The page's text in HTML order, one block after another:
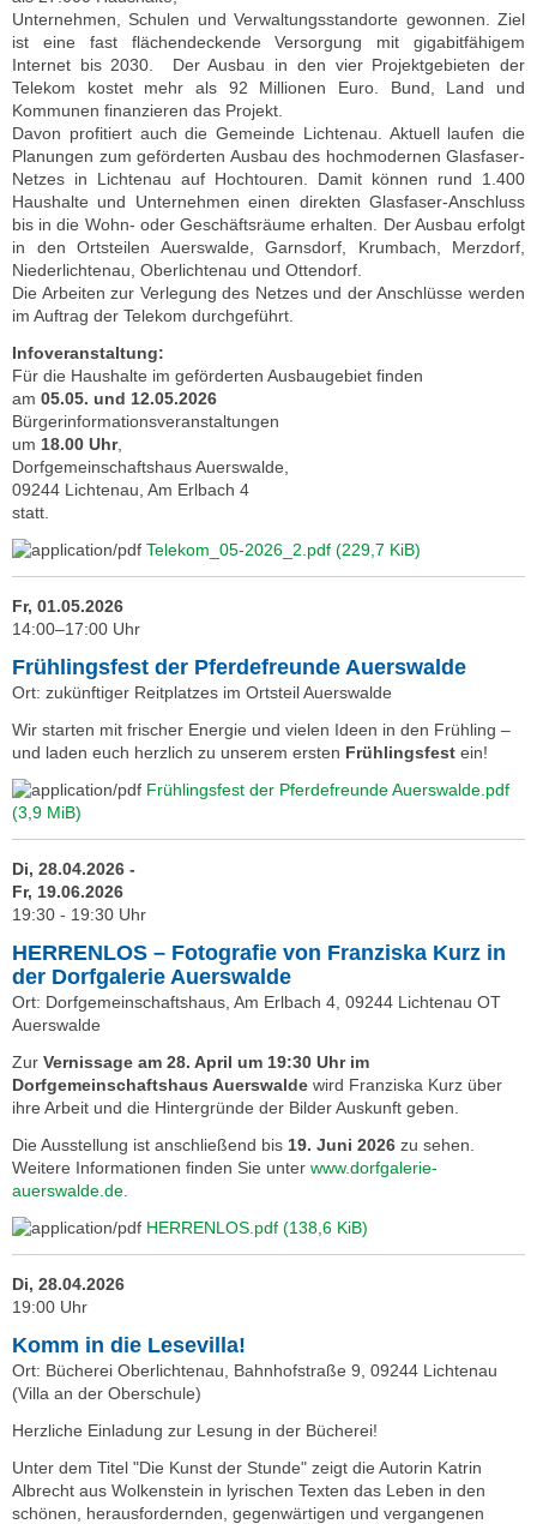
Unternehmen, Schulen und Verwaltungsstandorte gewonnen. Ziel
ist eine fast flächendeckende Versorgung mit gigabitfähigem
Internet bis 2030. Der Ausbau in den vier Projektgebieten der
Telekom kostet mehr als 92 Millionen Euro. Bund, Land und
Kommunen finanzieren das Projekt.
Davon profitiert auch die Gemeinde Lichtenau. Aktuell laufen die
Planungen zum geförderten Ausbau des hochmodernen Glasfaser-
Netzes in Lichtenau auf Hochtouren. Damit können rund 1.400
Haushalte und Unternehmen einen direkten Glasfaser-Anschluss
bis in die Wohn- oder Geschäftsräume erhalten. Der Ausbau erfolgt
in den Ortsteilen Auerswalde, Garnsdorf, Krumbach, Merzdorf,
Niederlichtenau, Oberlichtenau und Ottendorf.
Die Arbeiten zur Verlegung des Netzes und der Anschlüsse werden
im Auftrag der Telekom durchgeführt.
Infoveranstaltung:
Für die Haushalte im geförderten Ausbaugebiet finden
am 05.05. und 12.05.2026
Bürgerinformationsveranstaltungen
um 18.00 Uhr,
Dorfgemeinschaftshaus Auerswalde,
09244 Lichtenau, Am Erlbach 4
statt.
Telekom_05-2026_2.pdf (229,7 KiB)
Fr, 01.05.2026
14:00–17:00 Uhr
Frühlingsfest der Pferdefreunde Auerswalde
Ort: zukünftiger Reitplatzes im Ortsteil Auerswalde
Wir starten mit frischer Energie und vielen Ideen in den Frühling –
und laden euch herzlich zu unserem ersten Frühlingsfest ein!
Frühlingsfest der Pferdefreunde Auerswalde.pdf
(3,9 MiB)
Di, 28.04.2026 -
Fr, 19.06.2026
19:30 - 19:30 Uhr
HERRENLOS – Fotografie von Franziska Kurz in
der Dorfgalerie Auerswalde
Ort: Dorfgemeinschaftshaus, Am Erlbach 4, 09244 Lichtenau OT
Auerswalde
Zur Vernissage am 28. April um 19:30 Uhr im
Dorfgemeinschaftshaus Auerswalde wird Franziska Kurz über
ihre Arbeit und die Hintergründe der Bilder Auskunft geben.
Die Ausstellung ist anschließend bis 19. Juni 2026 zu sehen.
Weitere Informationen finden Sie unter www.dorfgalerie-
auerswalde.de
HERRENLOS.pdf (138,6 KiB)
Di, 28.04.2026
19:00 Uhr
Komm in die Lesevilla!
Ort: Bücherei Oberlichtenau, Bahnhofstraße 9, 09244 Lichtenau
(Villa an der Oberschule)
Herzliche Einladung zur Lesung in der Bücherei!
Unter dem Titel "Die Kunst der Stunde" zeigt die Autorin Katrin
Albrecht aus Wolkenstein in lyrischen Texten das Leben in den
schönen, herausfordernden, gegenwärtigen und vergangenen